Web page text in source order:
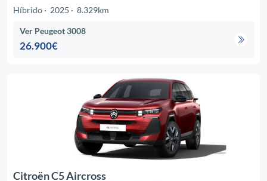
Híbrido
2025 8.329km
Ver Peugeot 3008
26.900€
Citroën C5 Aircross